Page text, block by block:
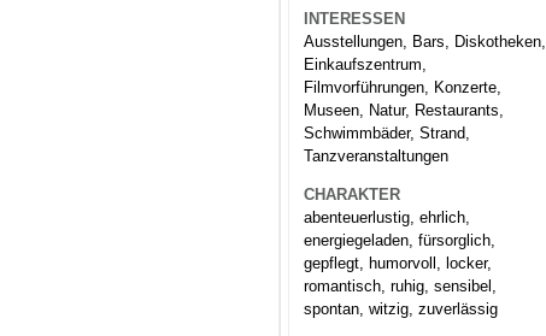
INTERESSEN
Ausstellungen, Bars, Diskotheken,
Einkaufszentrum,
Filmvorführungen, Konzerte,
Museen, Natur, Restaurants,
Schwimmbäder, Strand,
Tanzveranstaltungen
CHARAKTER
abenteuerlustig, ehrlich,
energiegeladen, fürsorglich,
gepflegt, humorvoll, locker,
romantisch, ruhig, sensibel,
spontan, witzig, zuverlässig